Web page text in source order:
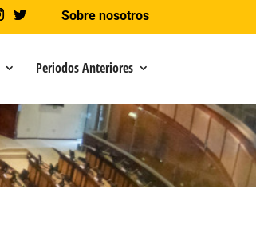
Sobre nosotros
Periodos Anteriores